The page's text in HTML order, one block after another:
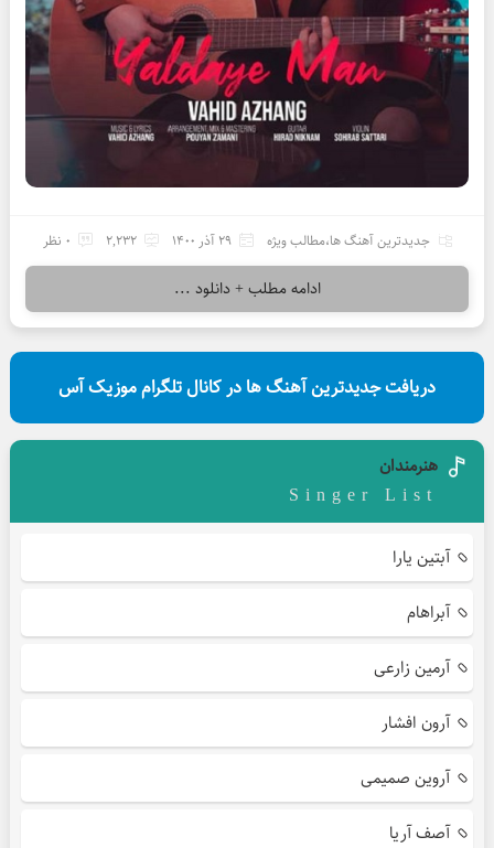
جدیدترین آهنگ ها،مطالب ویژه 29 آذر 1400 2,232 0 نظر
ادامه مطلب + دانلود ...
دریافت جدیدترین آهنگ ها در کانال تلگرام موزیک آس
هنرمندان
Singer List
آبتین یارا
آبراهام
آرمین زارعی
آرون افشار
آروین صمیمی
آصف آریا